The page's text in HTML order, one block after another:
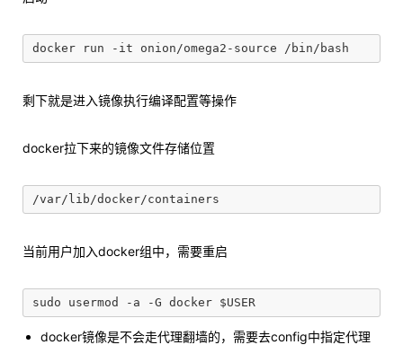
剩下就是进入镜像执行编译配置等操作
docker拉下来的镜像文件存储位置
当前用户加入docker组中，需要重启
docker镜像是不会走代理翻墙的，需要去config中指定代理